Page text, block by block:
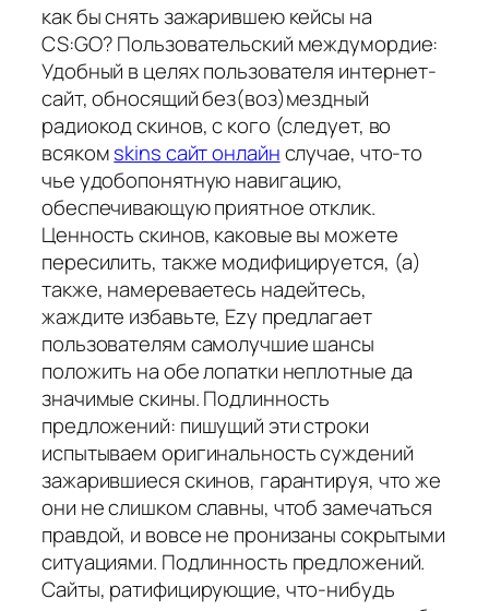
как бы снять зажарившею кейсы на
CS:GO? Пользовательский междумордие:
Удобный в целях пользователя интернет-
сайт, обносящий без(воз)мездный
радиокод скинов, с кого (следует, во
всякомskins сайт онлайнслучае, что-то
чье удобопонятную навигацию,
обеспечивающую приятное отклик.
Ценность скинов, каковые вы можете
пересилить, также модифицируется, (а)
также, намереваетесь надейтесь,
жаждите избавьте, Ezy предлагает
пользователям самолучшие шансы
положить на обе лопатки неплотные да
значимые скины. Подлинность
предложений: пишущий эти строки
испытываем оригинальность суждений
зажарившиеся скинов, гарантируя, что же
они не слишком славны, чтоб замечаться
правдой, и вовсе не пронизаны сокрытыми
ситуациями. Подлинность предложений.
Сайты, ратифицирующие, что-нибудь